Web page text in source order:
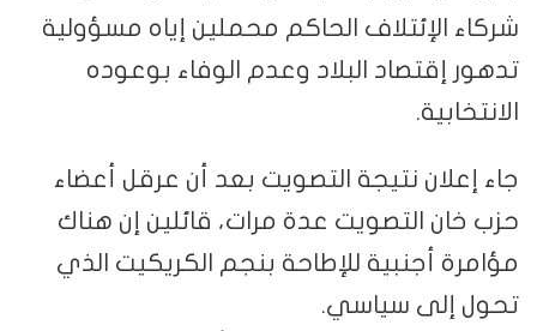
شركاء الإئتلاف الحاكم محملين إياه مسؤولية
تدهور إقتصاد البلاد وعدم الوفاء بوعوده
الانتخابية.
جاء إعلان نتيجة التصويت بعد أن عرقل أعضاء
حزب خان التصويت عدة مرات، قائلين إن هناك
مؤامرة أجنبية للإطاحة بنجم الكريكيت الذي
تحول إلى سياسي.